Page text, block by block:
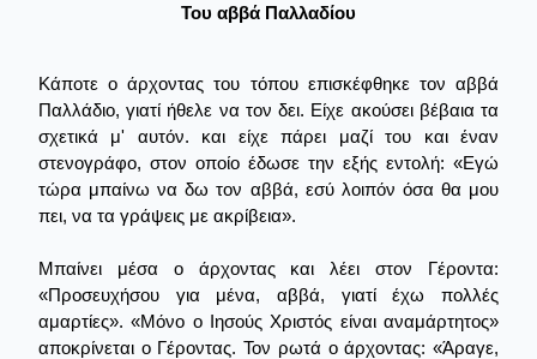
Του αββά Παλλαδίου
Κάποτε ο άρχοντας του τόπου επισκέφθηκε τον αββά
Παλλάδιο, γιατί ήθελε να τον δει. Είχε ακούσει βέβαια τα
σχετικά μ' αυτόν. και είχε πάρει μαζί του και έναν
στενογράφο, στον οποίο έδωσε την εξής εντολή: «Εγώ
τώρα μπαίνω να δω τον αββά, εσύ λοιπόν όσα θα μου
πει, να τα γράψεις με ακρίβεια».
Μπαίνει μέσα ο άρχοντας και λέει στον Γέροντα:
«Προσευχήσου για μένα, αββά, γιατί έχω πολλές
αμαρτίες». «Μόνο ο Ιησούς Χριστός είναι αναμάρτητος»
αποκρίνεται ο Γέροντας. Τον ρωτά ο άρχοντας: «Άραγε,